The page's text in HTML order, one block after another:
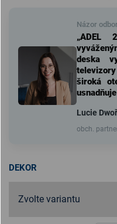
Názor
„ADEL
deska
široká
Lucie
obch.
DEKOR